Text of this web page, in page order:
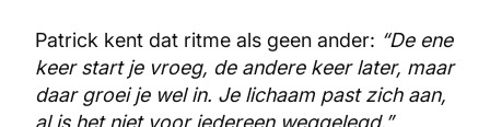
Patrick kent dat ritme als geen ander: “De ene
keer start je vroeg, de andere keer later, maar
daar groei je wel in. Je lichaam past zich aan,
al is het niet voor iedereen weggelegd.”